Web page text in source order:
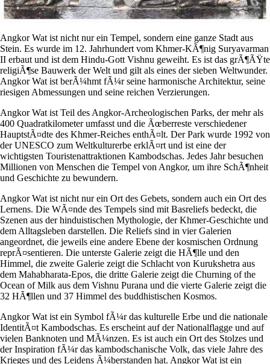
Angkor Wat ist nicht nur ein Tempel, sondern eine ganze Stadt aus
Stein. Es wurde im 12. Jahrhundert vom Khmer-KÃ¶nig Suryavarman
II erbaut und ist dem Hindu-Gott Vishnu geweiht. Es ist das grÃ¶ÃŸte
religiÃ¶se Bauwerk der Welt und gilt als eines der sieben Weltwunder.
Angkor Wat ist berÃ¼hmt fÃ¼r seine harmonische Architektur, seine
riesigen Abmessungen und seine reichen Verzierungen.
Angkor Wat ist Teil des Angkor-Archeologischen Parks, der mehr als
400 Quadratkilometer umfasst und die Ãœberreste verschiedener
HauptstÃ¤dte des Khmer-Reiches enthÃ¤lt. Der Park wurde 1992 von
der UNESCO zum Weltkulturerbe erklÃ¤rt und ist eine der
wichtigsten Touristenattraktionen Kambodschas. Jedes Jahr besuchen
Millionen von Menschen die Tempel von Angkor, um ihre SchÃ¶nheit
und Geschichte zu bewundern.
Angkor Wat ist nicht nur ein Ort des Gebets, sondern auch ein Ort des
Lernens. Die WÃ¤nde des Tempels sind mit Basreliefs bedeckt, die
Szenen aus der hinduistischen Mythologie, der Khmer-Geschichte und
dem Alltagsleben darstellen. Die Reliefs sind in vier Galerien
angeordnet, die jeweils eine andere Ebene der kosmischen Ordnung
reprÃ¤sentieren. Die unterste Galerie zeigt die HÃ¶lle und den
Himmel, die zweite Galerie zeigt die Schlacht von Kurukshetra aus
dem Mahabharata-Epos, die dritte Galerie zeigt die Churning of the
Ocean of Milk aus dem Vishnu Purana und die vierte Galerie zeigt die
32 HÃ¶llen und 37 Himmel des buddhistischen Kosmos.
Angkor Wat ist ein Symbol fÃ¼r das kulturelle Erbe und die nationale
IdentitÃ¤t Kambodschas. Es erscheint auf der Nationalflagge und auf
vielen Banknoten und MÃ¼nzen. Es ist auch ein Ort des Stolzes und
der Inspiration fÃ¼r das kambodschanische Volk, das viele Jahre des
Krieges und des Leidens Ã¼berstanden hat. Angkor Wat ist ein